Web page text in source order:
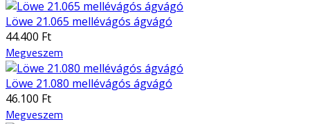
Löwe 21.065 mellévágós ágvágó
44.400 Ft
Megveszem
Löwe 21.080 mellévágós ágvágó
46.100 Ft
Megveszem